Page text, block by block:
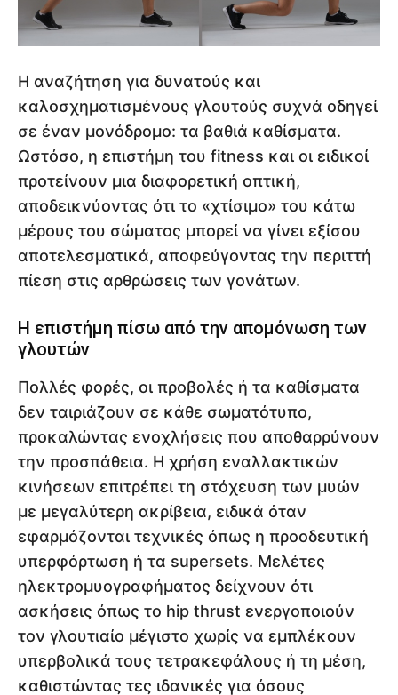
Η αναζήτηση για δυνατούς και
καλοσχηματισμένους γλουτούς συχνά οδηγεί
σε έναν μονόδρομο: τα βαθιά καθίσματα.
Ωστόσο, η επιστήμη του fitness και οι ειδικοί
προτείνουν μια διαφορετική οπτική,
αποδεικνύοντας ότι το «χτίσιμο» του κάτω
μέρους του σώματος μπορεί να γίνει εξίσου
αποτελεσματικά, αποφεύγοντας την περιττή
πίεση στις αρθρώσεις των γονάτων.
Η επιστήμη πίσω από την απομόνωση των
γλουτών
Πολλές φορές, οι προβολές ή τα καθίσματα
δεν ταιριάζουν σε κάθε σωματότυπο,
προκαλώντας ενοχλήσεις που αποθαρρύνουν
την προσπάθεια. Η χρήση εναλλακτικών
κινήσεων επιτρέπει τη στόχευση των μυών
με μεγαλύτερη ακρίβεια, ειδικά όταν
εφαρμόζονται τεχνικές όπως η προοδευτική
υπερφόρτωση ή τα supersets. Μελέτες
ηλεκτρομυογραφήματος δείχνουν ότι
ασκήσεις όπως το hip thrust ενεργοποιούν
τον γλουτιαίο μέγιστο χωρίς να εμπλέκουν
υπερβολικά τους τετρακεφάλους ή τη μέση,
καθιστώντας τες ιδανικές για όσους